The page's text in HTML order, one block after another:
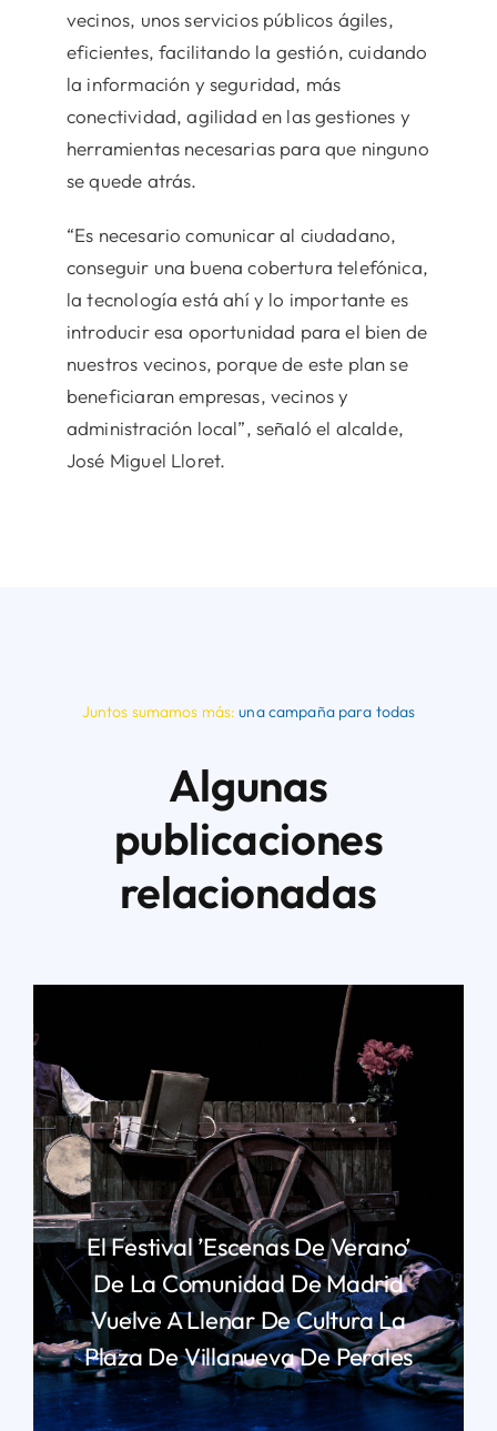
vecinos, unos servicios públicos ágiles,
eficientes, facilitando la gestión, cuidando
la información y seguridad, más
conectividad, agilidad en las gestiones y
herramientas necesarias para que ninguno
se quede atrás.
“Es necesario comunicar al ciudadano,
conseguir una buena cobertura telefónica,
la tecnología está ahí y lo importante es
introducir esa oportunidad para el bien de
nuestros vecinos, porque de este plan se
beneficiaran empresas, vecinos y
administración local”, señaló el alcalde,
José Miguel Lloret.
Juntos sumamos más:una campaña para todas
Algunas
publicaciones
relacionadas
El Festival ’Escenas De Verano’
De La Comunidad De Madrid
Vuelve A Llenar De Cultura La
Plaza De Villanueva De Perales
LEER MÁS